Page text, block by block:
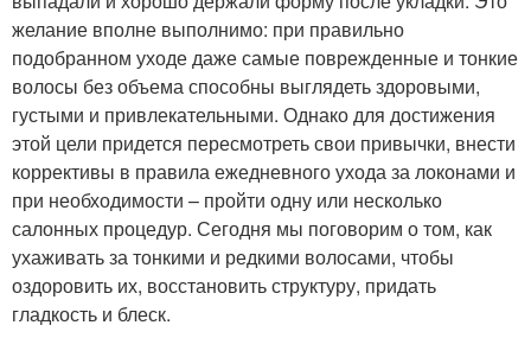
желание вполне выполнимо: при правильно
подобранном уходе даже самые поврежденные и тонкие
волосы без объема способны выглядеть здоровыми,
густыми и привлекательными. Однако для достижения
этой цели придется пересмотреть свои привычки, внести
коррективы в правила ежедневного ухода за локонами и
при необходимости – пройти одну или несколько
салонных процедур. Сегодня мы поговорим о том, как
ухаживать за тонкими и редкими волосами, чтобы
оздоровить их, восстановить структуру, придать
гладкость и блеск.